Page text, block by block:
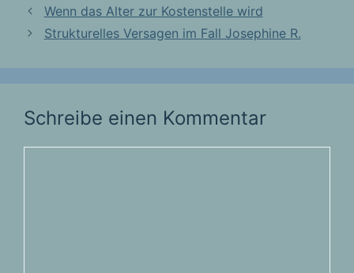
Wenn das Alter zur Kostenstelle wird
Strukturelles Versagen im Fall Josephine R.
Schreibe einen Kommentar